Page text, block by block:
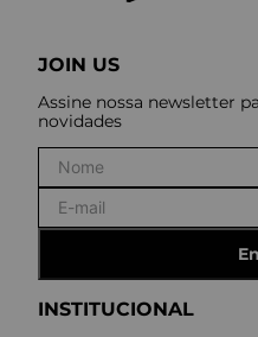
INSTITUCIONAL
JOIN US
Assine nossa newsletter
novidades